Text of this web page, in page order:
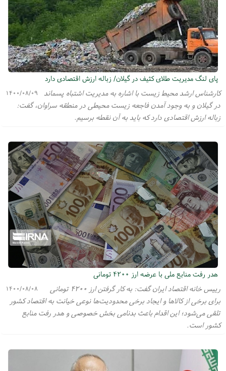
پای لنگ مدیریت طلای کثیف در گیلان/ زباله ارزش اقتصادی دارد
۱۴۰۰/۰۸/۰۹
کارشناس ارشد محیط زیست با اشاره به مدیریت اشتباه پسماند
در گیلان و به وجود آمدن فاجعه زیست محیطی در منطقه سراوان، گفت:
زباله ارزش اقتصادی دارد که باید به آن نقطه برسیم.
هدر رفت منابع ملی با عرضه ارز ۴۲۰۰ تومانی
۱۴۰۰/۰۸/۰۸
رییس خانه اقتصاد ایران گفت: به کار گرفتن ارز ۴۲۰۰ تومانی
برای برخی از کالاها و ایجاد برخی محدودیت‌ها نوعی خیانت به اقتصاد کشور
تلقی می‌شود؛ این اقدام باعث بدنامی بخش خصوصی و هدر رفت منابع
کشور است.